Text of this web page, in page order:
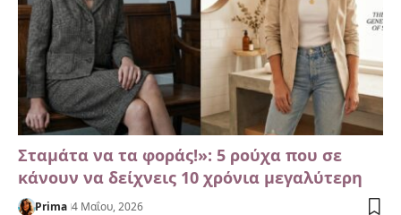
Σταμάτα να τα φοράς!»: 5 ρούχα που σε
κάνουν να δείχνεις 10 χρόνια μεγαλύτερη
Prima 4 Μαΐου, 2026